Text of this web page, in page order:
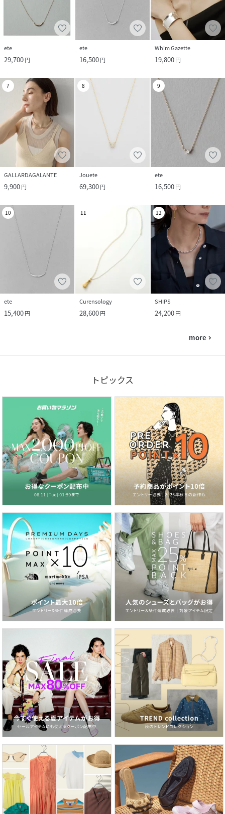
ete
29,700円
ete
16,500円
Whim Gazette
19,800円
7
GALLARDAGALANTE
9,900円
8
Jouete
69,300円
9
ete
16,500円
10
ete
15,400円
11
Curensology
28,600円
12
SHIPS
24,200円
more navigate_next
トピックス